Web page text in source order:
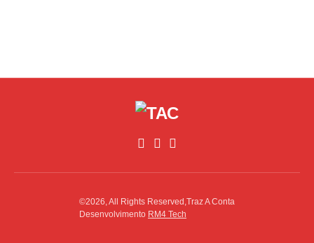
©2026, All Rights Reserved,Traz A Conta
Desenvolvimento RM4 Tech